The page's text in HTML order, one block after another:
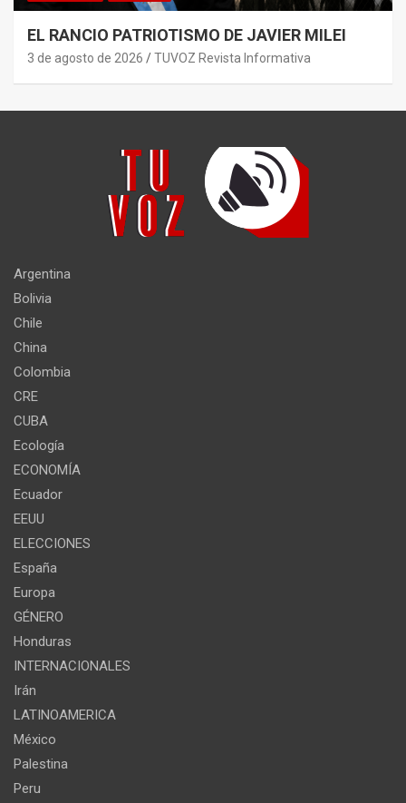
EL RANCIO PATRIOTISMO DE JAVIER MILEI
3 de agosto de 2026 TUVOZ Revista Informativa
Argentina
Bolivia
Chile
China
Colombia
CRE
CUBA
Ecología
ECONOMÍA
Ecuador
EEUU
ELECCIONES
España
Europa
GÉNERO
Honduras
INTERNACIONALES
Irán
LATINOAMERICA
México
Palestina
Peru